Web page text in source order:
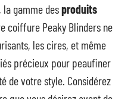
gamme desproduits
coiffure Peaky Blinders ne
les cires, et même
précieux pour peaufiner
de votre style. Considérez